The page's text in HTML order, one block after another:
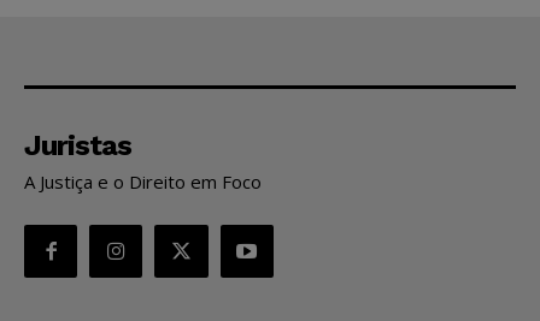
Juristas
A Justiça e o Direito em Foco